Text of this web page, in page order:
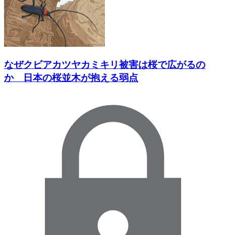
なぜクビアカツヤカミキリ被害は桜で広がるの
か 日本の桜並木が抱える弱点